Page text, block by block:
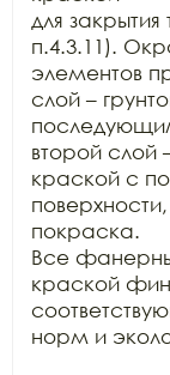
для
п.4.3.11).
элементов
слой –
второй слой
краской с
покраска.
Все
краской
норм и